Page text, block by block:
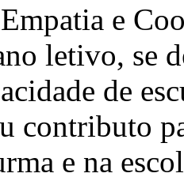
e
letivo, se
de
contributo
e na